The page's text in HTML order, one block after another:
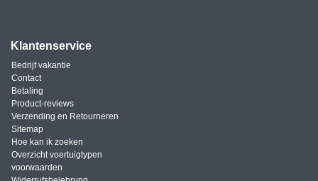
Klantenservice
Bedrijf vakantie
Contact
Betaling
Product-reviews
Verzending en Retourneren
Sitemap
Hoe kan ik zoeken
Overzicht voertuigtypen
voorwaarden